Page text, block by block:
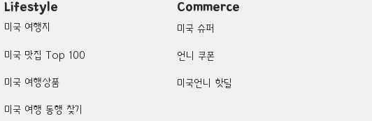
Lifestyle
미국 여행지
미국 맛집 Top 100
미국 여행상품
미국 여행 동행 찾기
Commerce
미국 슈퍼
언니 쿠폰
미국언니 핫딜